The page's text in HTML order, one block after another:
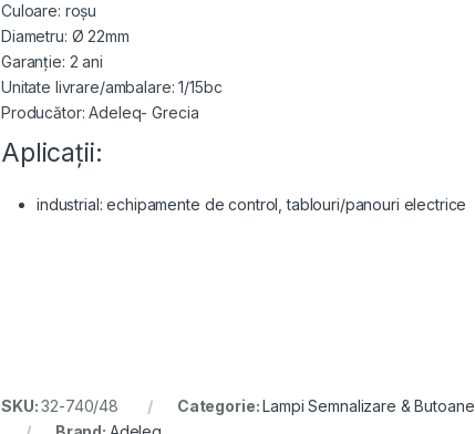
Culoare: roșu
Diametru: Ø 22mm
Garanție: 2 ani
Unitate livrare/ambalare: 1/15bc
Producător: Adeleq- Grecia
Aplicații:
industrial: echipamente de control, tablouri/panouri electrice
SKU:32-740/48 Categorie:Lampi Semnalizare & Butoane